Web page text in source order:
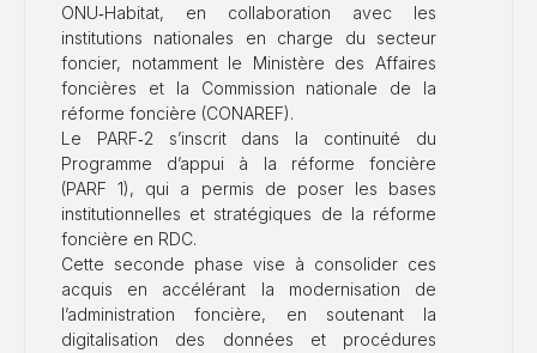
ONU‑Habitat, en collaboration avec les
institutions nationales en charge du secteur
foncier, notamment le Ministère des Affaires
foncières et la Commission nationale de la
réforme foncière (CONAREF).
Le PARF‑2 s’inscrit dans la continuité du
Programme d’appui à la réforme foncière
(PARF 1), qui a permis de poser les bases
institutionnelles et stratégiques de la réforme
foncière en RDC.
Cette seconde phase vise à consolider ces
acquis en accélérant la modernisation de
l’administration foncière, en soutenant la
digitalisation des données et procédures